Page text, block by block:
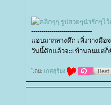
------------------------------
อบมากลางดึก เพิ่งวางมือ
วันนี้ดึกแล้วจะเข้านอนแต่ก็
ดย: เกศสุริยง